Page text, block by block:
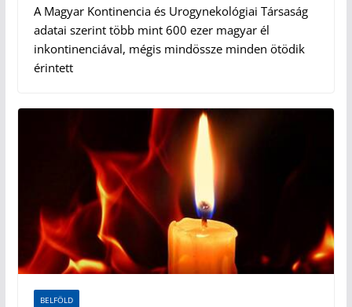
A Magyar Kontinencia és Urogynekológiai Társaság
adatai szerint több mint 600 ezer magyar él
inkontinenciával, mégis mindössze minden ötödik
érintett
BELFÖLD